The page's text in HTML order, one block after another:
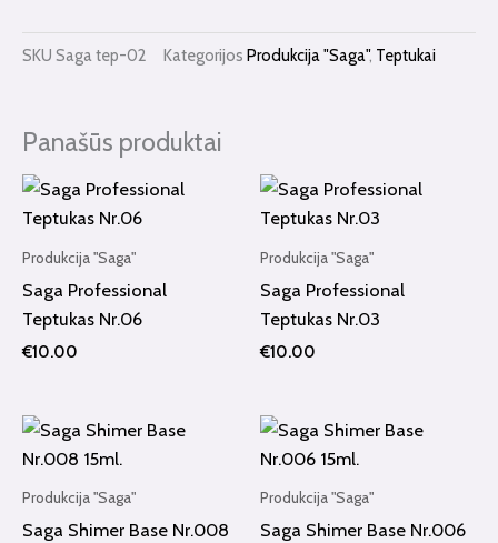
Nr.02
SKU Saga tep-02 Kategorijos Produkcija "Saga", Teptukai
Panašūs produktai
Produkcija "Saga"
Saga Professional
Teptukas Nr.06
€10.00
Produkcija "Saga"
Saga Professional
Teptukas Nr.03
€10.00
Produkcija "Saga"
Saga Shimer Base Nr.008
Produkcija "Saga"
Saga Shimer Base Nr.006